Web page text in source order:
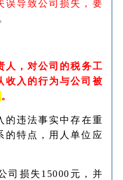
误导致公司损失，要
。
人，对公司的税务工
收入的行为与公司被
。
的违法事实中存在重
的特点，用人单位应
损失15000元，并